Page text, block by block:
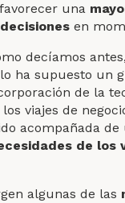
una
en
decíamos
ha supuesto un
de la
viajes de
acompañada de
de los
algunas de las